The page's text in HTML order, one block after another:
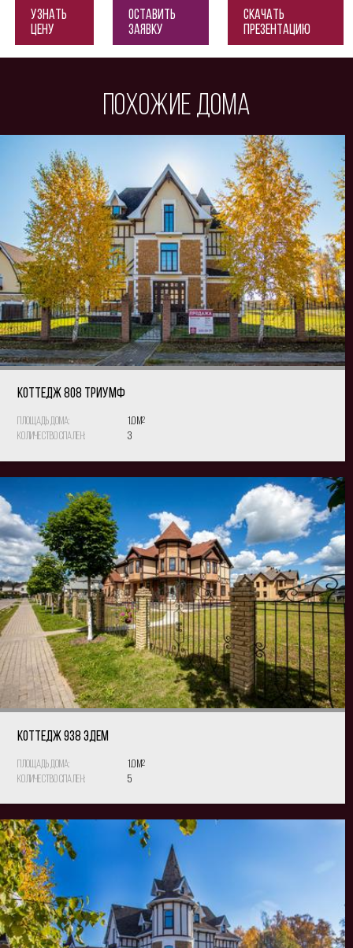
Узнать
цену
Оставить
заявку
Скачать
презентацию
Похожие дома
КОТТЕДЖ 808 Триумф
Площадь дома: 1.0 м2
Количество спален: 3
КОТТЕДЖ 938 Эдем
Площадь дома: 1.0 м2
Количество спален: 5